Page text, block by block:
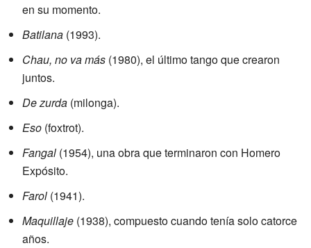
en su momento.
Batilana (1993).
Chau, no va más (1980), el último tango que crearon
juntos.
De zurda (milonga).
Eso (foxtrot).
Fangal (1954), una obra que terminaron con Homero
Expósito.
Farol (1941).
Maquillaje (1938), compuesto cuando tenía solo catorce
años.